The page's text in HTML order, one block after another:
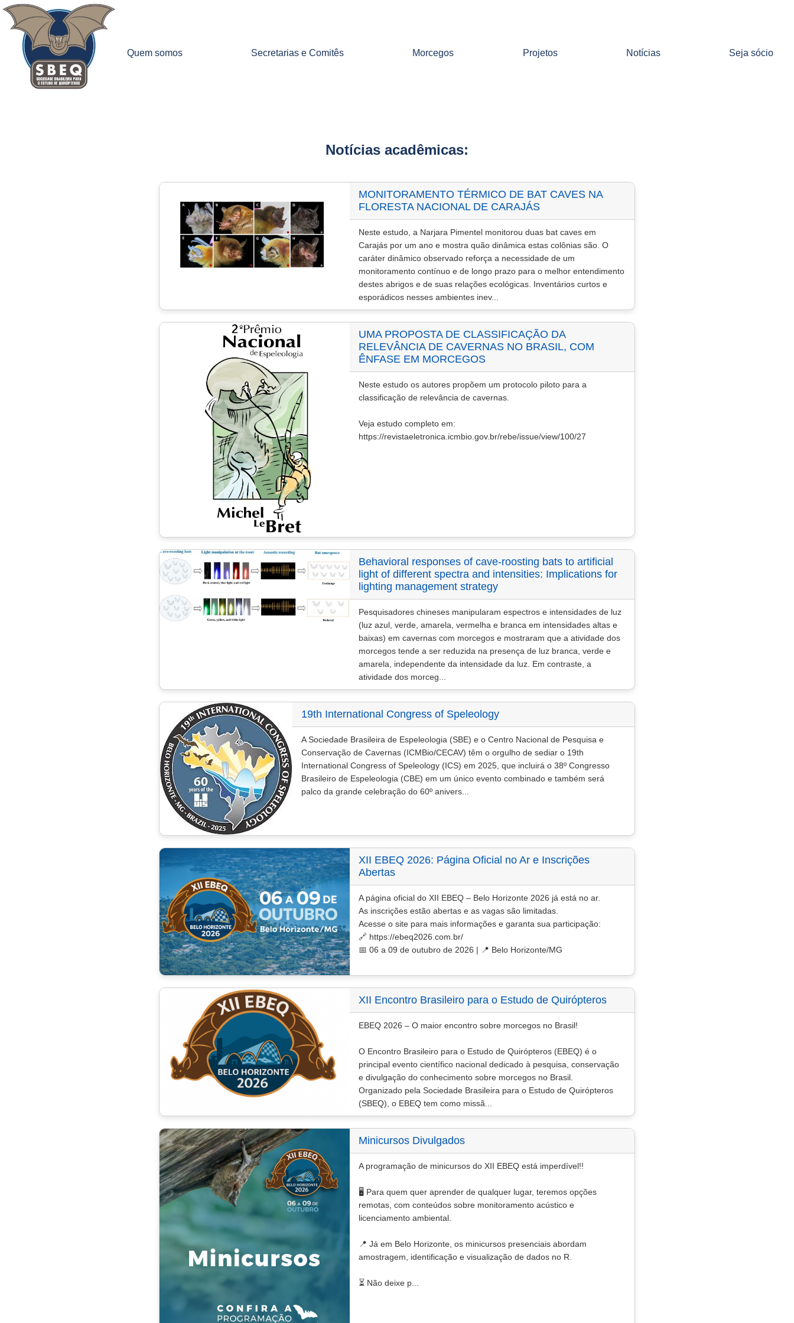
Quem somos Secretarias e Comitês Morcegos Projetos Notícias Seja sócio
Notícias acadêmicas:
MONITORAMENTO TÉRMICO DE BAT CAVES NA
FLORESTA NACIONAL DE CARAJÁS
Neste estudo, a Narjara Pimentel monitorou duas bat caves em
Carajás por um ano e mostra quão dinâmica estas colônias são. O
caráter dinâmico observado reforça a necessidade de um
monitoramento contínuo e de longo prazo para o melhor entendimento
destes abrigos e de suas relações ecológicas. Inventários curtos e
esporádicos nesses ambientes inev...
UMA PROPOSTA DE CLASSIFICAÇÃO DA
RELEVÂNCIA DE CAVERNAS NO BRASIL, COM
ÊNFASE EM MORCEGOS
Neste estudo os autores propõem um protocolo piloto para a
classificação de relevância de cavernas.
Veja estudo completo em:
https://revistaeletronica.icmbio.gov.br/rebe/issue/view/100/27
Behavioral responses of cave-roosting bats to artificial
light of different spectra and intensities: Implications for
lighting management strategy
Pesquisadores chineses manipularam espectros e intensidades de luz
(luz azul, verde, amarela, vermelha e branca em intensidades altas e
baixas) em cavernas com morcegos e mostraram que a atividade dos
morcegos tende a ser reduzida na presença de luz branca, verde e
amarela, independente da intensidade da luz. Em contraste, a
atividade dos morceg...
19th International Congress of Speleology
A Sociedade Brasileira de Espeleologia (SBE) e o Centro Nacional de Pesquisa e
Conservação de Cavernas (ICMBio/CECAV) têm o orgulho de sediar o 19th
International Congress of Speleology (ICS) em 2025, que incluirá o 38º Congresso
Brasileiro de Espeleologia (CBE) em um único evento combinado e também será
palco da grande celebração do 60º anivers...
XII EBEQ 2026: Página Oficial no Ar e Inscrições
Abertas
A página oficial do XII EBEQ – Belo Horizonte 2026 já está no ar.
As inscrições estão abertas e as vagas são limitadas.
Acesse o site para mais informações e garanta sua participação:
🔗 https://ebeq2026.com.br/
📅 06 a 09 de outubro de 2026 | 📍 Belo Horizonte/MG
XII Encontro Brasileiro para o Estudo de Quirópteros
EBEQ 2026 – O maior encontro sobre morcegos no Brasil!
O Encontro Brasileiro para o Estudo de Quirópteros (EBEQ) é o
principal evento científico nacional dedicado à pesquisa, conservação
e divulgação do conhecimento sobre morcegos no Brasil.
Organizado pela Sociedade Brasileira para o Estudo de Quirópteros
(SBEQ), o EBEQ tem como missã...
Minicursos Divulgados
A programação de minicursos do XII EBEQ está imperdível!!
🖥️ Para quem quer aprender de qualquer lugar, teremos opções
remotas, com conteúdos sobre monitoramento acústico e
licenciamento ambiental.
📍 Já em Belo Horizonte, os minicursos presenciais abordam
amostragem, identificação e visualização de dados no R.
⏳ Não deixe p...